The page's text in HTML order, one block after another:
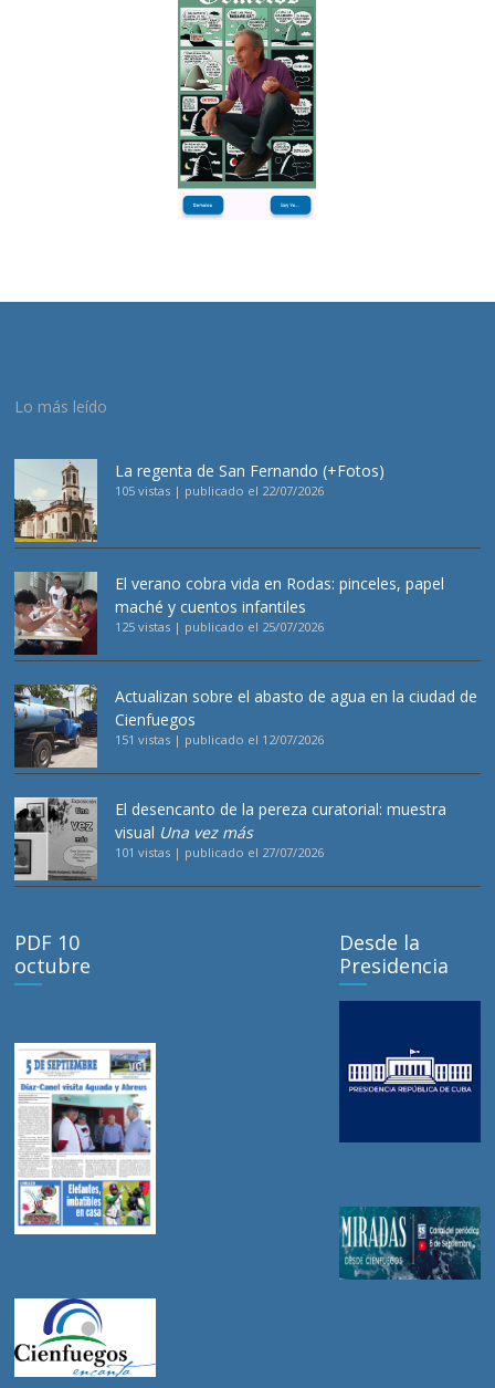
Lo más leído
La regenta de San Fernando (+Fotos)
105 vistas | publicado el 22/07/2026
El verano cobra vida en Rodas: pinceles, papel
maché y cuentos infantiles
125 vistas | publicado el 25/07/2026
Actualizan sobre el abasto de agua en la ciudad de
Cienfuegos
151 vistas | publicado el 12/07/2026
El desencanto de la pereza curatorial: muestra
visual Una vez más
101 vistas | publicado el 27/07/2026
PDF 10
octubre
Desde la
Presidencia